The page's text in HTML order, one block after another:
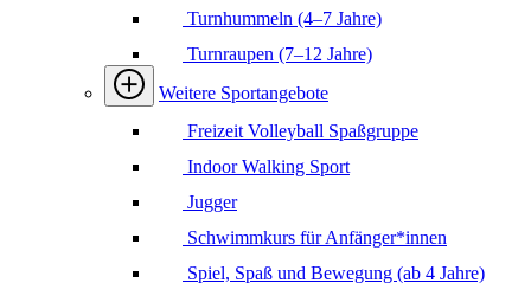
Turnhummeln (4–7 Jahre)
Turnraupen (7–12 Jahre)
Weitere Sportangebote
Freizeit Volleyball Spaßgruppe
Indoor Walking Sport
Jugger
Schwimmkurs für Anfänger*innen
Spiel, Spaß und Bewegung (ab 4 Jahre)